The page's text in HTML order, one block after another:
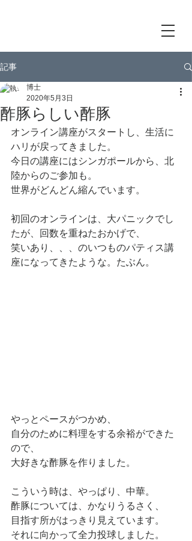
記事
酢豚らしい酢豚
博士
2020年5月3日
オンライン講座がスタートし、生活に
ハリが戻ってきました。
今日の講座にはシンガポールから、北
陸からのご参加も。
世界がどんどん縮んでいます。
初回のオンラインは、大パニックでし
たが、回数を重ねたおかげで、
笑いあり、、、のいつものパティス講
座になってきたような。たぶん。
やっとペースがつかめ、
自分のために料理をする余裕ができた
ので、
大好きな酢豚を作りました。
こういう時は、やっぱり、中華。
酢豚については、かなりうるさく、
目指す所がはっきり見えています。
それに向かって全力投球しました。